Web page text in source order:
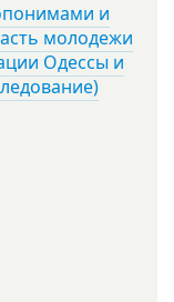
и
молодежи
Одессы и